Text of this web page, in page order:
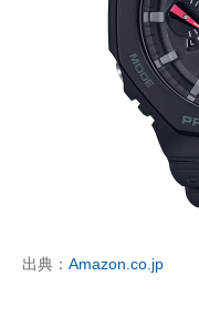
出典： Amazon.co.jp